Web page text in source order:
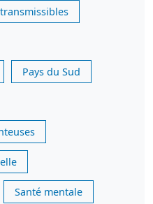
Pays du Sud
Santé mentale